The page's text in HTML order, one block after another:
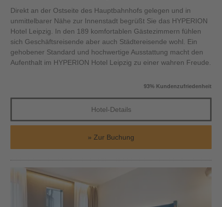
Direkt an der Ostseite des Hauptbahnhofs gelegen und in
unmittelbarer Nähe zur Innenstadt begrüßt Sie das HYPERION
Hotel Leipzig. In den 189 komfortablen Gästezimmern fühlen
sich Geschäftsreisende aber auch Städtereisende wohl. Ein
gehobener Standard und hochwertige Ausstattung macht den
Aufenthalt im HYPERION Hotel Leipzig zu einer wahren Freude.
93% Kundenzufriedenheit
Hotel-Details
Zur Buchung